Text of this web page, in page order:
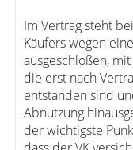
Im Vertrag steht
Käufers wegen
ausgeschloßen,
die erst nach
entstanden sind
Abnutzung
der wichtigste